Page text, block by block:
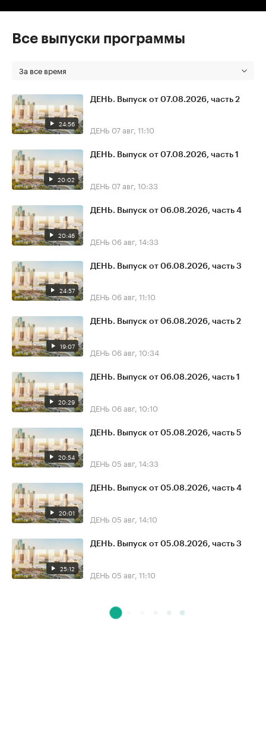
Все выпуски программы
За все время
24:56
ДЕНЬ. Выпуск от 07.08.2026, часть 2
ДЕНЬ 07 авг, 11:10
20:02
ДЕНЬ. Выпуск от 07.08.2026, часть 1
ДЕНЬ 07 авг, 10:33
20:46
ДЕНЬ. Выпуск от 06.08.2026, часть 4
ДЕНЬ 06 авг, 14:33
24:57
ДЕНЬ. Выпуск от 06.08.2026, часть 3
ДЕНЬ 06 авг, 11:10
19:07
ДЕНЬ. Выпуск от 06.08.2026, часть 2
ДЕНЬ 06 авг, 10:34
20:29
ДЕНЬ. Выпуск от 06.08.2026, часть 1
ДЕНЬ 06 авг, 10:10
20:54
ДЕНЬ. Выпуск от 05.08.2026, часть 5
ДЕНЬ 05 авг, 14:33
20:01
ДЕНЬ. Выпуск от 05.08.2026, часть 4
ДЕНЬ 05 авг, 14:10
25:12
ДЕНЬ. Выпуск от 05.08.2026, часть 3
ДЕНЬ 05 авг, 11:10